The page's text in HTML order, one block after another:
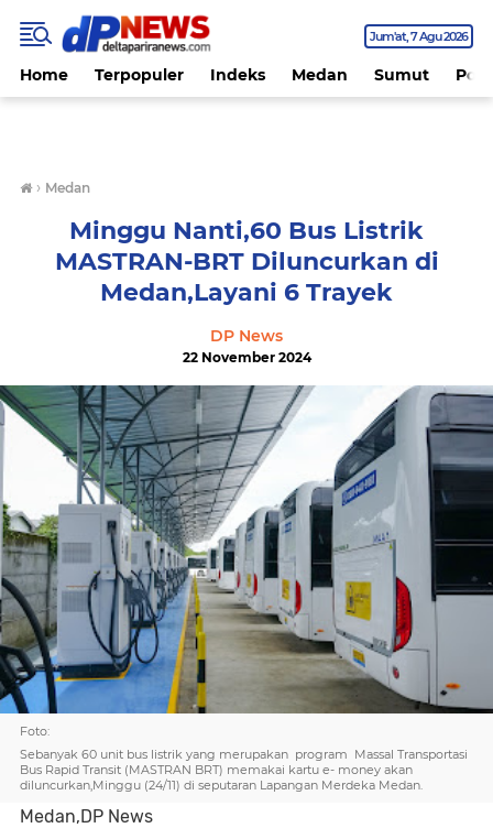
Jum'at 7 Agu 2026
Home Terpopuler Indeks Medan Sumut
› Medan
Minggu Nanti,60 Bus Listrik
MASTRAN-BRT Diluncurkan di
Medan,Layani 6 Trayek
DP News
22 November 2024
Foto:
Sebanyak 60 unit bus listrik yang merupakan program Massal Transportasi
Bus Rapid Transit (MASTRAN BRT) memakai kartu e- money akan
diluncurkan,Minggu (24/11) di seputaran Lapangan Merdeka Medan.
Medan,DP News